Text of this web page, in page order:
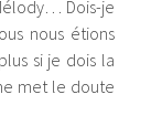
Dois-je
nous étions
si je dois la
met le doute